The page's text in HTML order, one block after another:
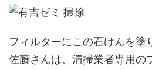
フィルターにこの石けんを塗
佐藤さんは、清掃業者専用の